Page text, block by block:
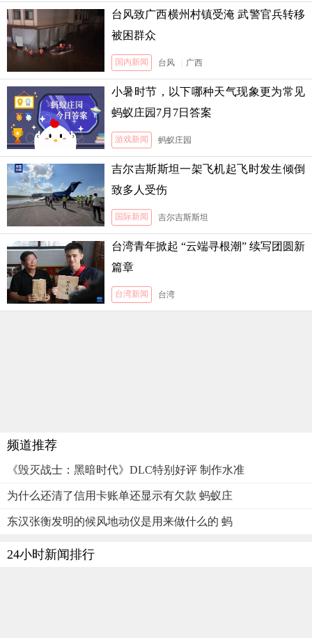
台风致广西横州村镇受淹 武警官兵转移
被困群众
国内新闻 台风 广西
小暑时节，以下哪种天气现象更为常见
蚂蚁庄园7月7日答案
游戏新闻 蚂蚁庄园
吉尔吉斯斯坦一架飞机起飞时发生倾倒
致多人受伤
国际新闻 吉尔吉斯斯坦
台湾青年掀起 “云端寻根潮” 续写团圆新
篇章
台湾新闻 台湾
频道推荐
《毁灭战士：黑暗时代》DLC特别好评 制作水准
为什么还清了信用卡账单还显示有欠款 蚂蚁庄
东汉张衡发明的候风地动仪是用来做什么的 蚂
24小时新闻排行